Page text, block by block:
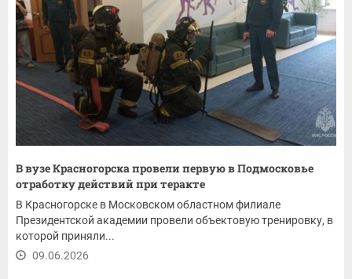
В вузе Красногорска провели первую в Подмосковье
отработку действий при теракте
В Красногорске в Московском областном филиале
Президентской академии провели объектовую тренировку, в
которой приняли...
09.06.2026